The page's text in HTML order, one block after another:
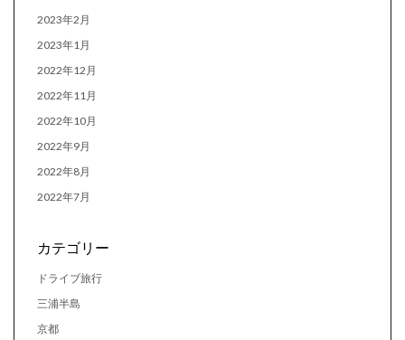
2023年2月
2023年1月
2022年12月
2022年11月
2022年10月
2022年9月
2022年8月
2022年7月
カテゴリー
ドライブ旅行
三浦半島
京都